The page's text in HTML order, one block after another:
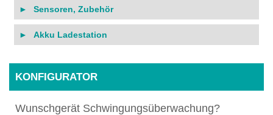
Sensoren, Zubehör
Akku Ladestation
KONFIGURATOR
Wunschgerät Schwingungsüberwachung?